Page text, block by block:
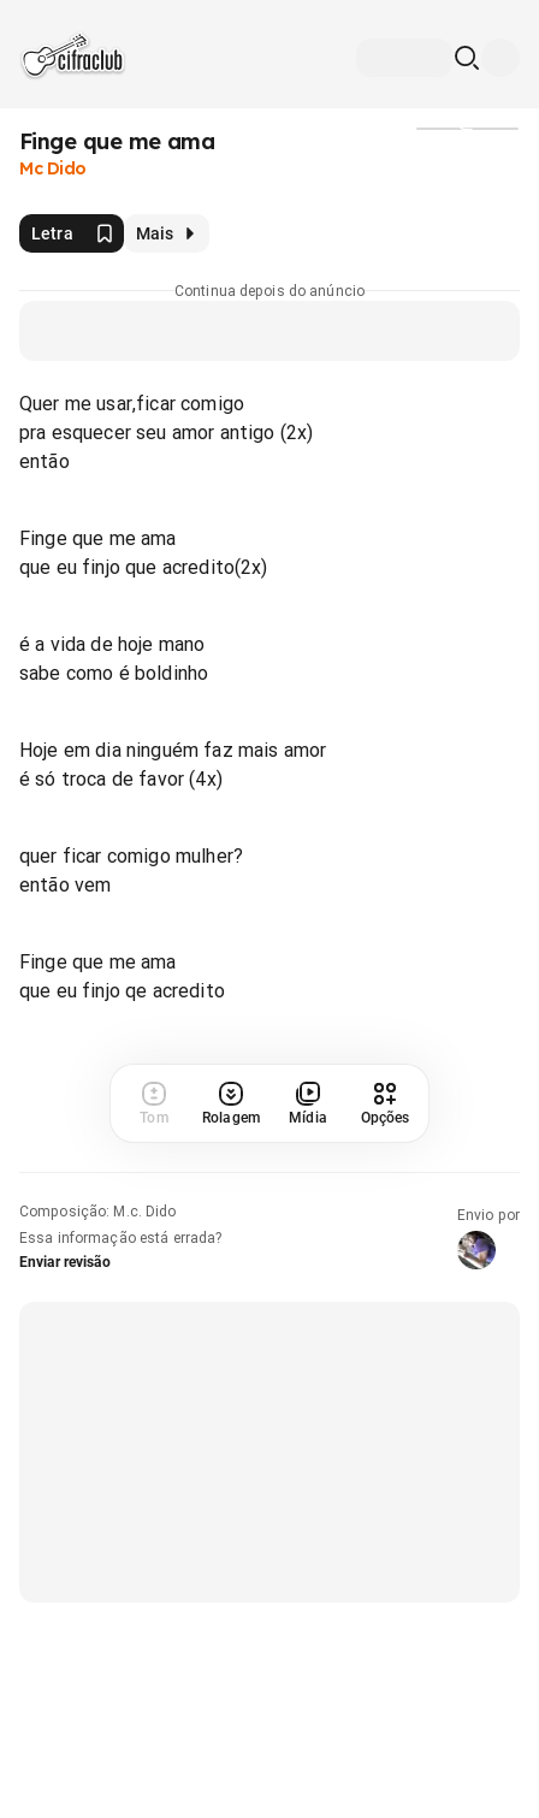
Finge que me ama
Mc Dido
Letra Mais
Continua depois do anúncio
Quer me usar,ficar comigo
pra esquecer seu amor antigo (2x)
então
Finge que me ama
que eu finjo que acredito(2x)
é a vida de hoje mano
sabe como é boldinho
Hoje em dia ninguém faz mais amor
é só troca de favor (4x)
quer ficar comigo mulher?
então vem
Finge que me ama
que eu finjo qe acredito
Tom Rolagem Mídia Opções
Composição: M.c. Dido
Essa informação está errada?
Enviar revisão
Envio por